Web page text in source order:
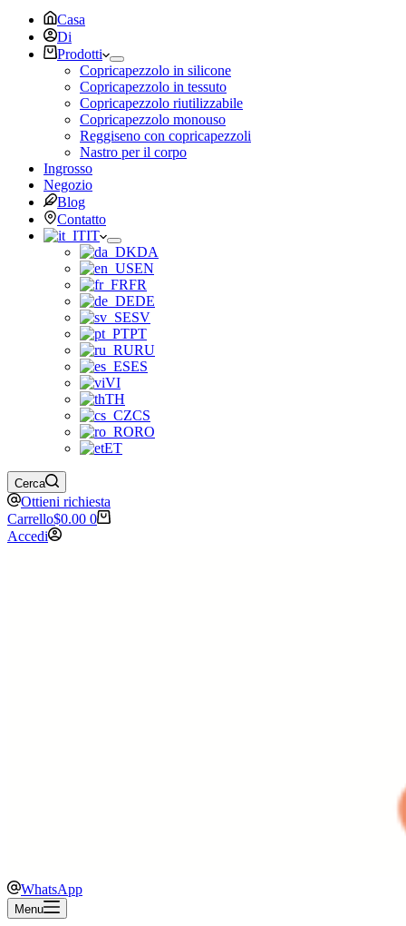
Casa
Di
Prodotti
Copricapezzolo in silicone
Copricapezzolo in tessuto
Copricapezzolo riutilizzabile
Copricapezzolo monouso
Reggiseno con copricapezzoli
Nastro per il corpo
Ingrosso
Negozio
Blog
Contatto
IT
DA
EN
FR
DE
SV
PT
RU
ES
VI
TH
CS
RO
ET
Cerca
Ottieni richiesta
Carrello$0.00 0
Accedi
WhatsApp
Menu